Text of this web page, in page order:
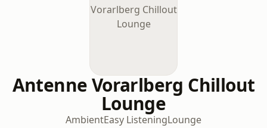
Antenne Vorarlberg Chillout
Lounge
AmbientEasy ListeningLounge